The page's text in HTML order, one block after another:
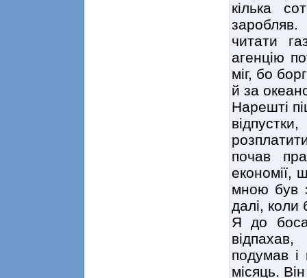
кілька
читати
агенцію
міг, бо
й за
Нарешті
почав
економії,
мною був
далі, коли
Я до
подумав
місяць.